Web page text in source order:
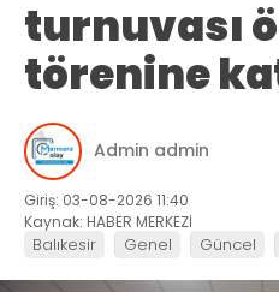
turnuvası
törenine
Admin admin
Giriş: 03-08-2026 11:40
Kaynak: HABER MERKEZİ
Balıkesir Genel Güncel